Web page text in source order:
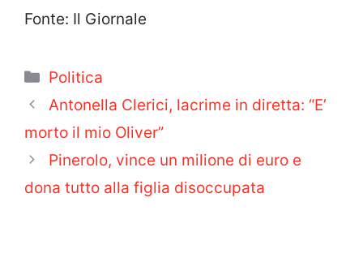
Fonte: Il Giornale
Categorie
Politica
Antonella Clerici, lacrime in diretta: “E’
morto il mio Oliver”
Pinerolo, vince un milione di euro e
dona tutto alla figlia disoccupata